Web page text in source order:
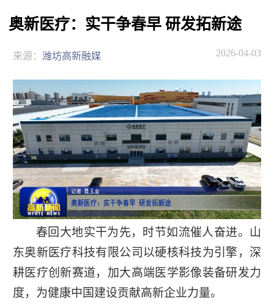
奥新医疗：实干争春早 研发拓新途
来源： 潍坊高新融媒 2026-04-03
春回大地实干为先，时节如流催人奋进。山
东奥新医疗科技有限公司以硬核科技为引擎，深
耕医疗创新赛道，加大高端医学影像装备研发力
度，为健康中国建设贡献高新企业力量。